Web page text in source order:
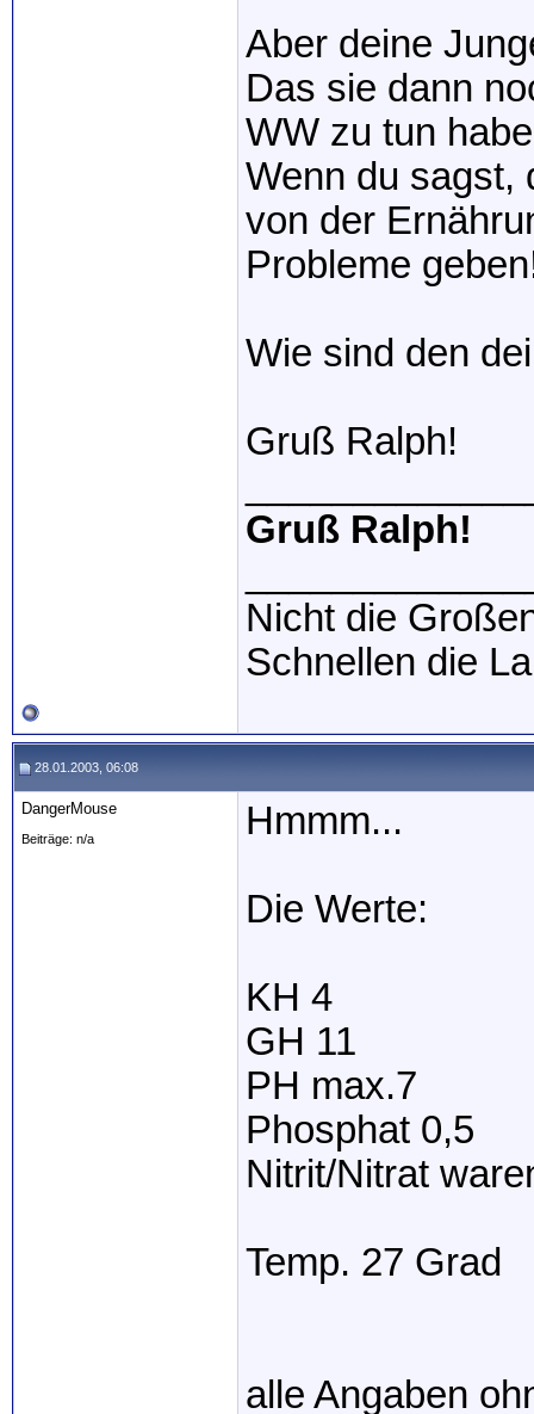
Aber deine
Das sie dann
WW zu tun
Wenn du sagst,
von der
Probleme
Wie sind den
Gruß Ralph!
Gruß Ralph!
Nicht die
Schnellen die
28.01.2003, 06:08
DangerMouse
Beiträge: n/a Hmmm...
Die Werte:
KH 4
GH 11
PH max.7
Phosphat 0,5
Nitrit/Nitrat
Temp. 27 Grad
alle Angaben